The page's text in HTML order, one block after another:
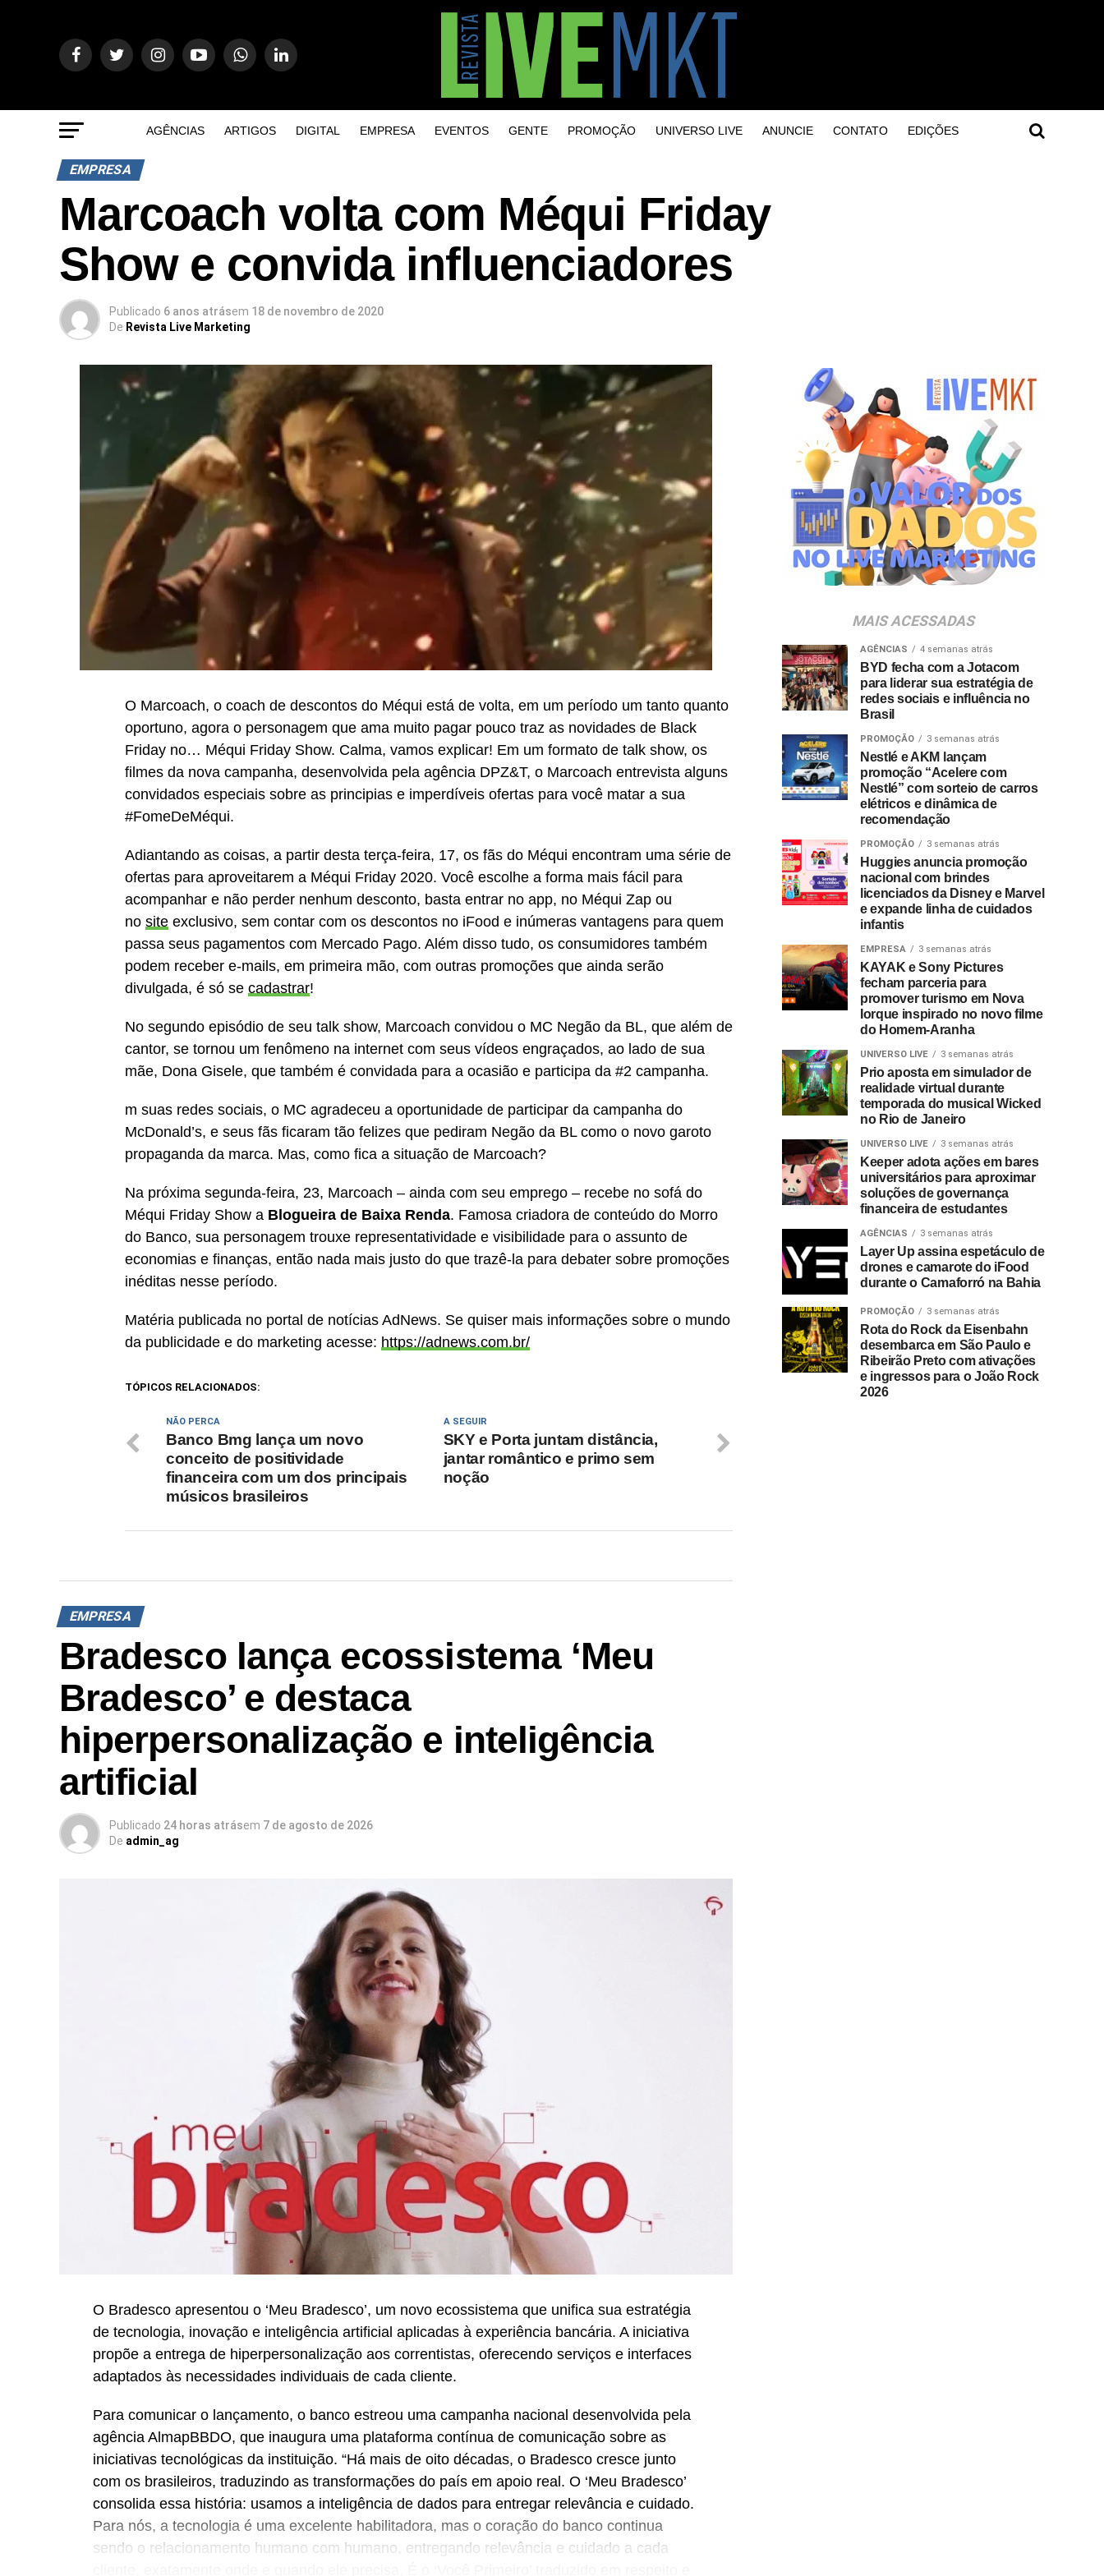
AGÊNCIAS ARTIGOS DIGITAL EMPRESA EVENTOS GENTE PROMOÇÃO UNIVERSO LIVE ANUNCIE CONTATO EDIÇÕES
EMPRESA
Marcoach volta com Méqui Friday
Show e convida influenciadores
Publicado 6 anos atrásem 18 de novembro de 2020
De Revista Live Marketing
O Marcoach, o coach de descontos do Méqui está de volta, em um período um tanto quanto
oportuno, agora o personagem que ama muito pagar pouco traz as novidades de Black
Friday no… Méqui Friday Show. Calma, vamos explicar! Em um formato de talk show, os
filmes da nova campanha, desenvolvida pela agência DPZ&T, o Marcoach entrevista alguns
convidados especiais sobre as principias e imperdíveis ofertas para você matar a sua
#FomeDeMéqui.
Adiantando as coisas, a partir desta terça-feira, 17, os fãs do Méqui encontram uma série de
ofertas para aproveitarem a Méqui Friday 2020. Você escolhe a forma mais fácil para
acompanhar e não perder nenhum desconto, basta entrar no app, no Méqui Zap ou
no site exclusivo, sem contar com os descontos no iFood e inúmeras vantagens para quem
passa seus pagamentos com Mercado Pago. Além disso tudo, os consumidores também
podem receber e-mails, em primeira mão, com outras promoções que ainda serão
divulgada, é só se cadastrar!
No segundo episódio de seu talk show, Marcoach convidou o MC Negão da BL, que além de
cantor, se tornou um fenômeno na internet com seus vídeos engraçados, ao lado de sua
mãe, Dona Gisele, que também é convidada para a ocasião e participa da #2 campanha.
m suas redes sociais, o MC agradeceu a oportunidade de participar da campanha do
McDonald’s, e seus fãs ficaram tão felizes que pediram Negão da BL como o novo garoto
propaganda da marca. Mas, como fica a situação de Marcoach?
Na próxima segunda-feira, 23, Marcoach – ainda com seu emprego – recebe no sofá do
Méqui Friday Show a Blogueira de Baixa Renda. Famosa criadora de conteúdo do Morro
do Banco, sua personagem trouxe representatividade e visibilidade para o assunto de
economias e finanças, então nada mais justo do que trazê-la para debater sobre promoções
inéditas nesse período.
Matéria publicada no portal de notícias AdNews. Se quiser mais informações sobre o mundo
da publicidade e do marketing acesse: https://adnews.com.br/
TÓPICOS RELACIONADOS:
A SEGUIR
SKY e Porta juntam distância,
jantar romântico e primo sem
noção
NÃO PERCA
Banco Bmg lança um novo
conceito de positividade
financeira com um dos principais
músicos brasileiros
EMPRESA
Bradesco lança ecossistema ‘Meu
Bradesco’ e destaca
hiperpersonalização e inteligência
artificial
Publicado 24 horas atrásem 7 de agosto de 2026
De admin_ag
O Bradesco apresentou o ‘Meu Bradesco’, um novo ecossistema que unifica sua estratégia
de tecnologia, inovação e inteligência artificial aplicadas à experiência bancária. A iniciativa
propõe a entrega de hiperpersonalização aos correntistas, oferecendo serviços e interfaces
adaptados às necessidades individuais de cada cliente.
Para comunicar o lançamento, o banco estreou uma campanha nacional desenvolvida pela
agência AlmapBBDO, que inaugura uma plataforma contínua de comunicação sobre as
iniciativas tecnológicas da instituição. “Há mais de oito décadas, o Bradesco cresce junto
com os brasileiros, traduzindo as transformações do país em apoio real. O ‘Meu Bradesco’
consolida essa história: usamos a inteligência de dados para entregar relevância e cuidado.
Para nós, a tecnologia é uma excelente habilitadora, mas o coração do banco continua
sendo o relacionamento humano com humano, entregando relevância e cuidado a cada
MAIS ACESSADAS
AGÊNCIAS 4 semanas atrás
BYD fecha com a Jotacom
para liderar sua estratégia de
redes sociais e influência no
Brasil
PROMOÇÃO 3 semanas atrás
Nestlé e AKM lançam
promoção “Acelere com
Nestlé” com sorteio de carros
elétricos e dinâmica de
recomendação
PROMOÇÃO 3 semanas atrás
Huggies anuncia promoção
nacional com brindes
licenciados da Disney e Marvel
e expande linha de cuidados
infantis
EMPRESA 3 semanas atrás
KAYAK e Sony Pictures
fecham parceria para
promover turismo em Nova
Iorque inspirado no novo filme
do Homem-Aranha
UNIVERSO LIVE 3 semanas atrás
Prio aposta em simulador de
realidade virtual durante
temporada do musical Wicked
no Rio de Janeiro
UNIVERSO LIVE 3 semanas atrás
Keeper adota ações em bares
universitários para aproximar
soluções de governança
financeira de estudantes
AGÊNCIAS 3 semanas atrás
Layer Up assina espetáculo de
drones e camarote do iFood
durante o Camaforró na Bahia
PROMOÇÃO 3 semanas atrás
Rota do Rock da Eisenbahn
desembarca em São Paulo e
Ribeirão Preto com ativações
e ingressos para o João Rock
2026